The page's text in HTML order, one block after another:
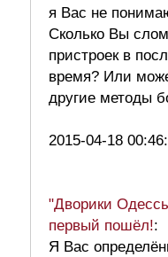
я Вас не
Сколько Вы
пристроек в
время? Или
другие методы
2015-04-18
"Дворики
первый пошёл!:
Я Вас